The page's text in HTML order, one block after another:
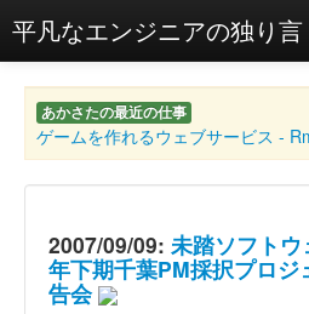
平凡なエンジニアの独り言
あかさたの最近の仕事
ゲームを作れるウェブサービス -
2007/09/09: 未踏ソフト
年下期千葉PM採択プロジ
告会